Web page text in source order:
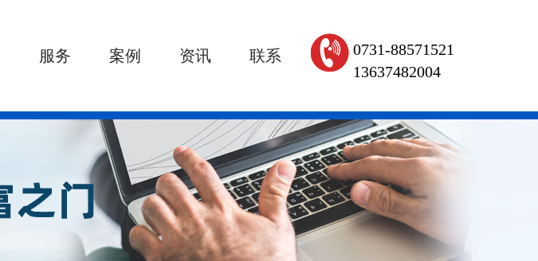
服务 案例 资讯 联系
0731-88571521
13637482004